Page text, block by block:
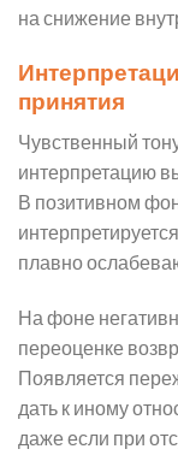
на снижение
принятия
Чувственный
интерпретацию
В позитивном
плавно
На фоне
переоценке
Появляется
дать к иному
даже если при